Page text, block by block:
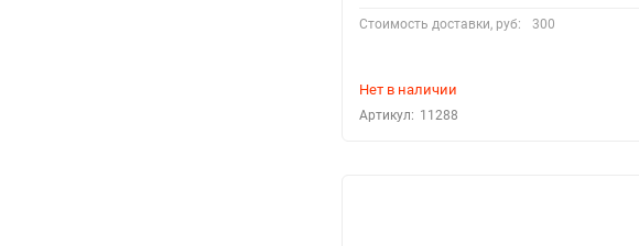
Стоимость доставки, руб: 300
Нет в наличии
Артикул: 11288